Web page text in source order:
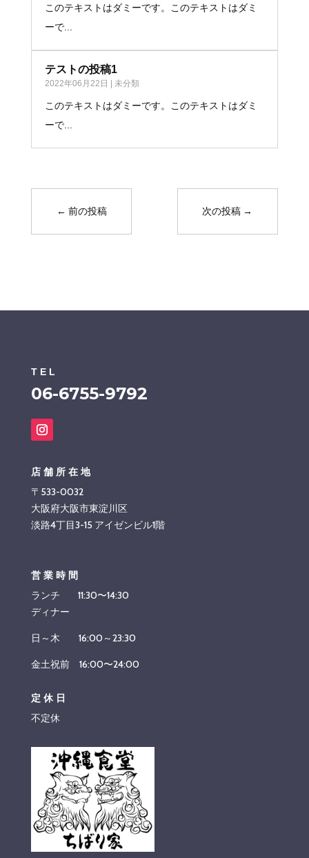
このテキストはダミーです。このテキストはダミ
ーで...
テストの投稿1
2022年06月22日 | 未分類
このテキストはダミーです。このテキストはダミ
ーで...
← 前の投稿 次の投稿 →
TEL
06-6755-9792
店舗所在地
〒533-0032
大阪府大阪市東淀川区
淡路4丁目3-15 アイゼンビル1階
営業時間
ランチ 11:30〜14:30
ディナー
日～木 16:00～23:30
金土祝前 16:00〜24:00
定休日
不定休